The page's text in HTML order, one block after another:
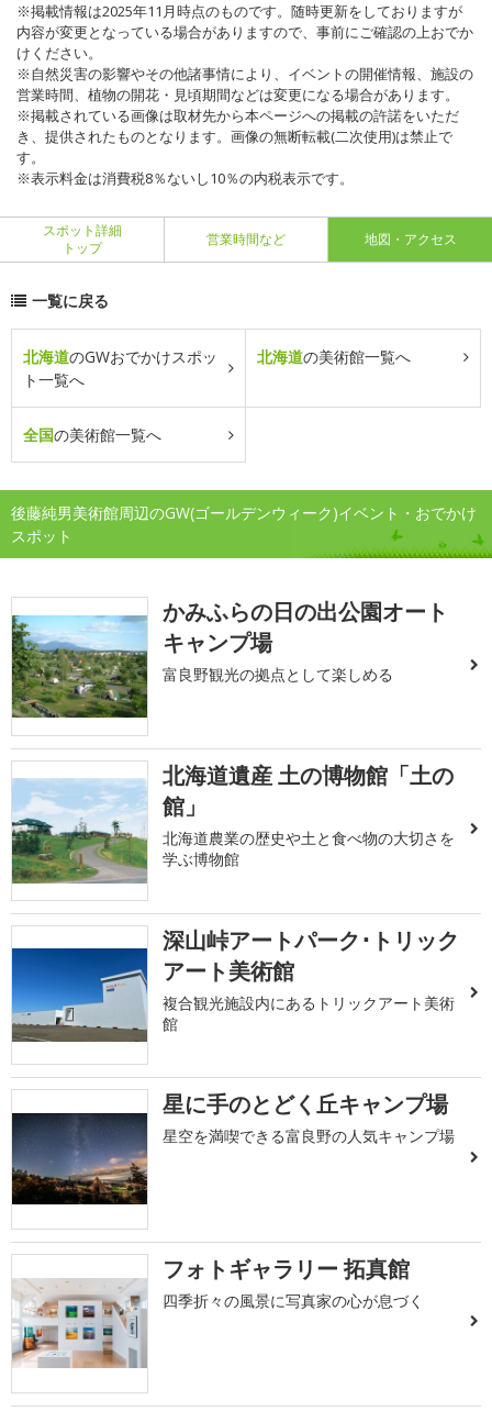
※掲載情報は2025年11月時点のものです。随時更新をしておりますが
内容が変更となっている場合がありますので、事前にご確認の上おでか
けください。
※自然災害の影響やその他諸事情により、イベントの開催情報、施設の
営業時間、植物の開花・見頃期間などは変更になる場合があります。
※掲載されている画像は取材先から本ページへの掲載の許諾をいただ
き、提供されたものとなります。画像の無断転載(二次使用)は禁止で
す。
※表示料金は消費税8％ないし10％の内税表示です。
スポット詳細
トップ
営業時間など 地図・アクセス
一覧に戻る
北海道のGWおでかけスポッ
ト一覧へ
北海道の美術館一覧へ
全国の美術館一覧へ
後藤純男美術館周辺のGW(ゴールデンウィーク)イベント・おでかけ
スポット
かみふらの日の出公園オート
キャンプ場
富良野観光の拠点として楽しめる
北海道遺産 土の博物館「土の
館」
北海道農業の歴史や土と食べ物の大切さを
学ぶ博物館
深山峠アートパーク･トリック
アート美術館
複合観光施設内にあるトリックアート美術
館
星に手のとどく丘キャンプ場
星空を満喫できる富良野の人気キャンプ場
フォトギャラリー 拓真館
四季折々の風景に写真家の心が息づく